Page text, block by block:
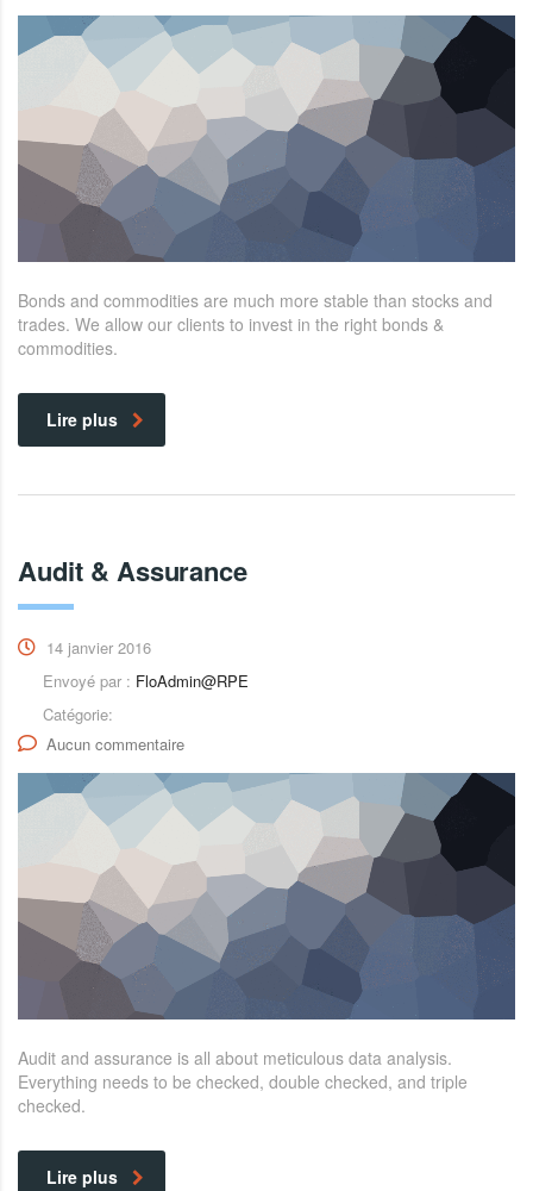
Bonds and commodities are much more stable than stocks and
trades. We allow our clients to invest in the right bonds &
commodities.
Lire plus
Audit & Assurance
14 janvier 2016
Envoyé par : FloAdmin@RPE
Catégorie:
Aucun commentaire
Audit and assurance is all about meticulous data analysis.
Everything needs to be checked, double checked, and triple
checked.
Lire plus